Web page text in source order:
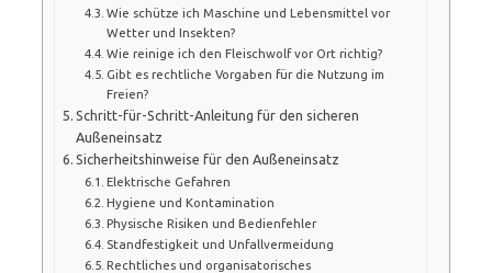
Wie schütze ich Maschine und Lebensmittel vor
Wetter und Insekten?
Wie reinige ich den Fleischwolf vor Ort richtig?
Gibt es rechtliche Vorgaben für die Nutzung im
Freien?
Schritt-für-Schritt-Anleitung für den sicheren
Außeneinsatz
Sicherheitshinweise für den Außeneinsatz
Elektrische Gefahren
Hygiene und Kontamination
Physische Risiken und Bedienfehler
Standfestigkeit und Unfallvermeidung
Rechtliches und organisatorisches